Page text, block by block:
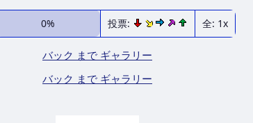
0% 投票: 全: 1x
バック まで ギャラリー
バック まで ギャラリー